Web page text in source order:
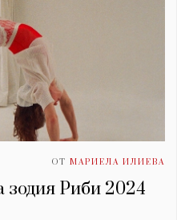
ОТ МАРИЕЛА ИЛИЕВА
зодия Риби 2024